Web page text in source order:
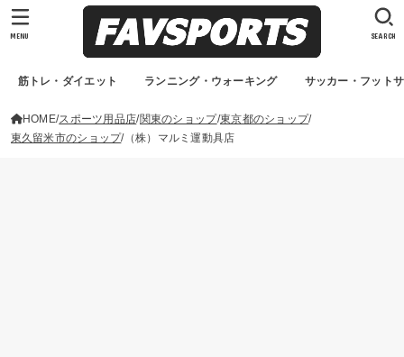
筋トレ・ダイエット ランニング・ウォーキング サッカー・フット
SEARCH
MENU
HOME スポーツ用品店 関東のショップ 東京都のショップ
東久留米市のショップ （株）マルミ運動具店